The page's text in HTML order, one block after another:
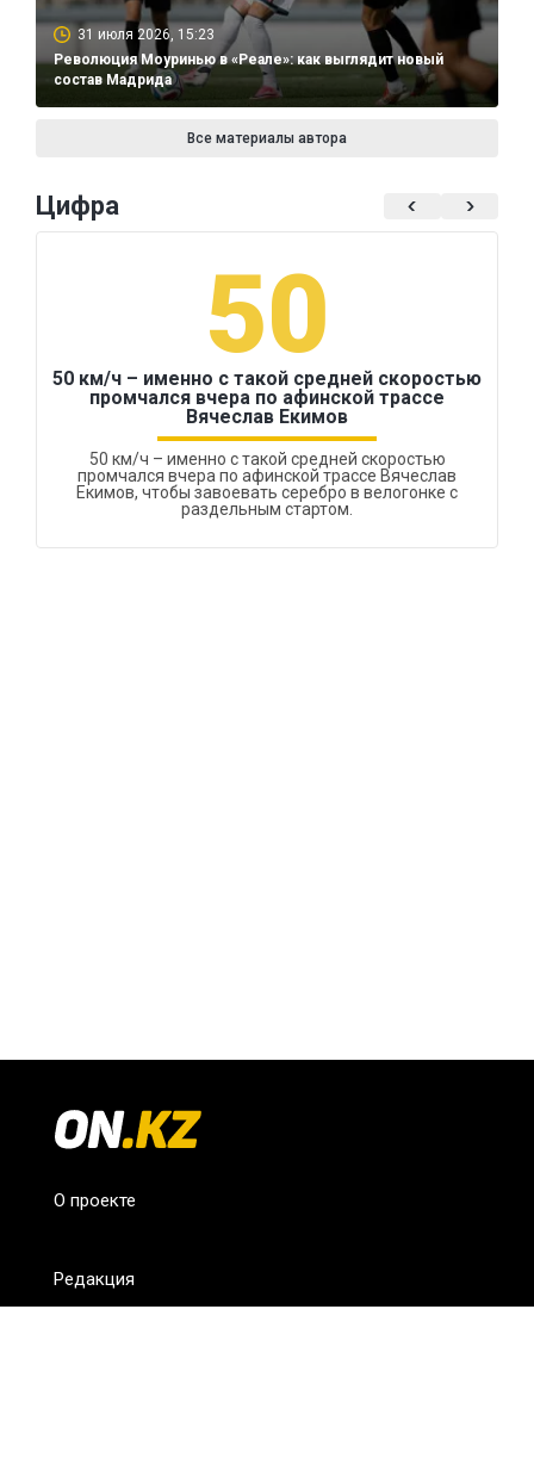
31 июля 2026, 15:23
Революция Моуринью в «Реале»: как выглядит новый
состав Мадрида
Все материалы автора
Цифра
50
50 км/ч – именно с такой средней скоростью
промчался вчера по афинской трассе
Вячеслав Екимов
50 км/ч – именно с такой средней скоростью
промчался вчера по афинской трассе Вячеслав
Екимов, чтобы завоевать серебро в велогонке с
раздельным стартом.
О проекте
Редакция